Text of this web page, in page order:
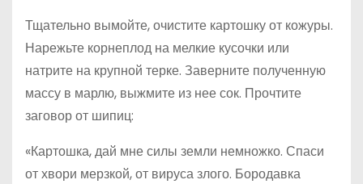
Тщательно вымойте, очистите картошку от кожуры.
Нарежьте корнеплод на мелкие кусочки или
натрите на крупной терке. Заверните полученную
массу в марлю, выжмите из нее сок. Прочтите
заговор от шипиц:
«Картошка, дай мне силы земли немножко. Спаси
от хвори мерзкой, от вируса злого. Бородавка